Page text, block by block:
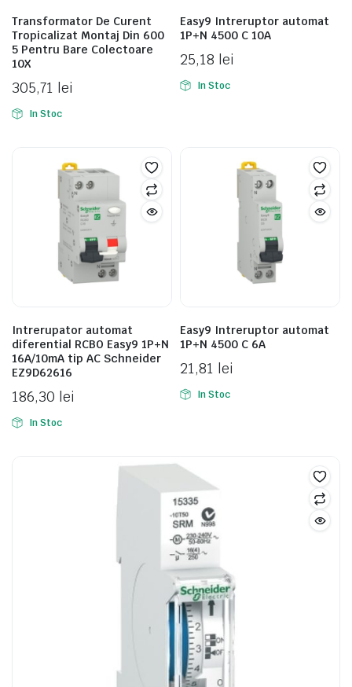
Transformator De Curent
Tropicalizat Montaj Din 600
5 Pentru Bare Colectoare
10X
305,71 lei
In Stoc
Easy9 Intreruptor automat
1P+N 4500 C 10A
25,18 lei
In Stoc
Intrerupator automat
diferential RCBO Easy9 1P+N
16A/10mA tip AC Schneider
EZ9D62616
186,30 lei
In Stoc
Easy9 Intreruptor automat
1P+N 4500 C 6A
21,81 lei
In Stoc